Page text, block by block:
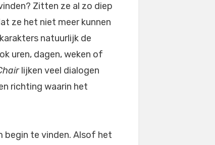
Zitten ze al zo diep
ze het niet meer kunnen
natuurlijk de
uren, dagen, weken of
lijken veel dialogen
richting waarin het
begin te vinden. Alsof het